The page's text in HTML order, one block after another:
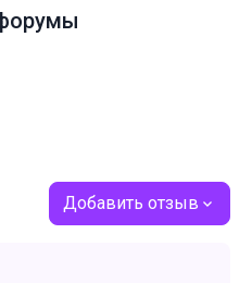
Добавить отзыв